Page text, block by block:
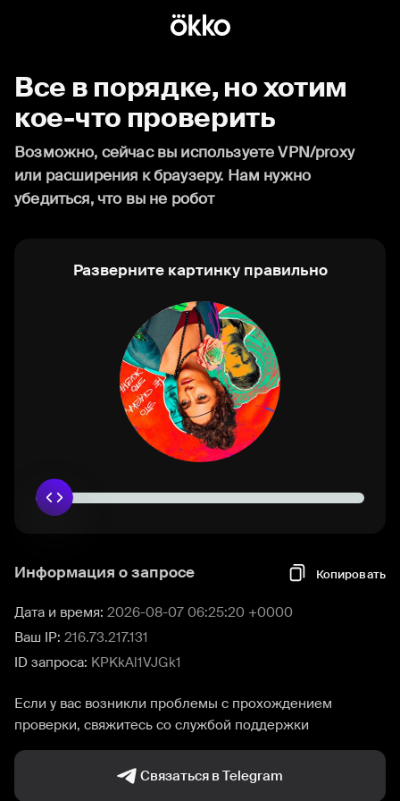
Все в порядке, но хотим
кое-что проверить
Возможно, сейчас вы используете VPN/proxy
или расширения к браузеру. Нам нужно
убедиться, что вы не робот
Разверните картинку правильно
Информация о запросе Копировать
Дата и время: 2026-08-07 06:25:20 +0000
Ваш IP: 216.73.217.131
ID запроса: KPKkAl1VJGk1
Если у вас возникли проблемы с прохождением
проверки, свяжитесь со службой поддержки
Связаться в Telegram